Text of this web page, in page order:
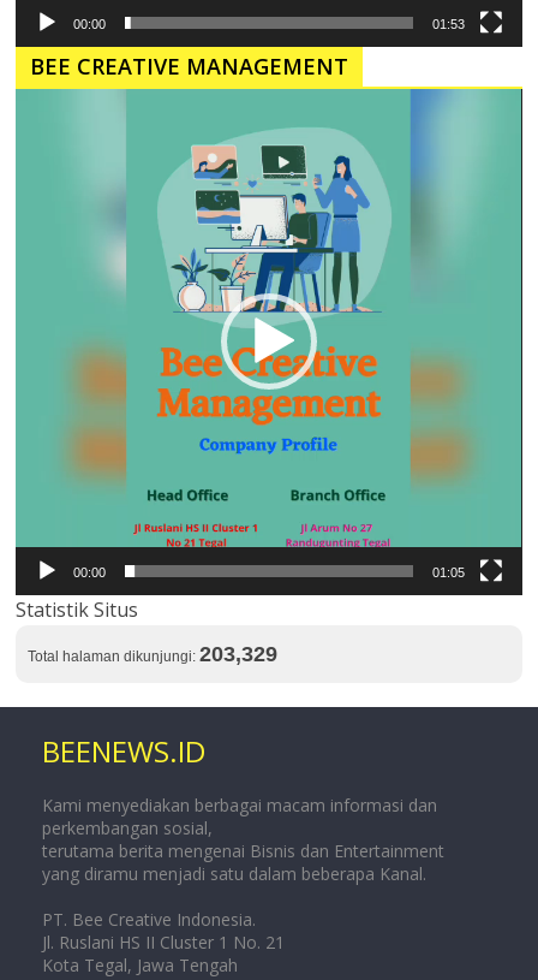
00:00 01:53
BEE CREATIVE MANAGEMENT
00:00 01:05
Statistik Situs
Total halaman dikunjungi:203,329
BEENEWS.ID
Kami menyediakan berbagai macam informasi dan
perkembangan sosial,
terutama berita mengenai Bisnis dan Entertainment
yang diramu menjadi satu dalam beberapa Kanal.
PT. Bee Creative Indonesia.
Jl. Ruslani HS II Cluster 1 No. 21
Kota Tegal, Jawa Tengah